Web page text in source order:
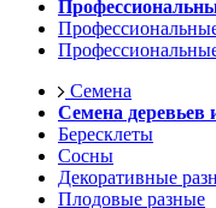
Семена
Семена деревьев
Бересклеты
Сосны
Декоративные
Плодовые разные